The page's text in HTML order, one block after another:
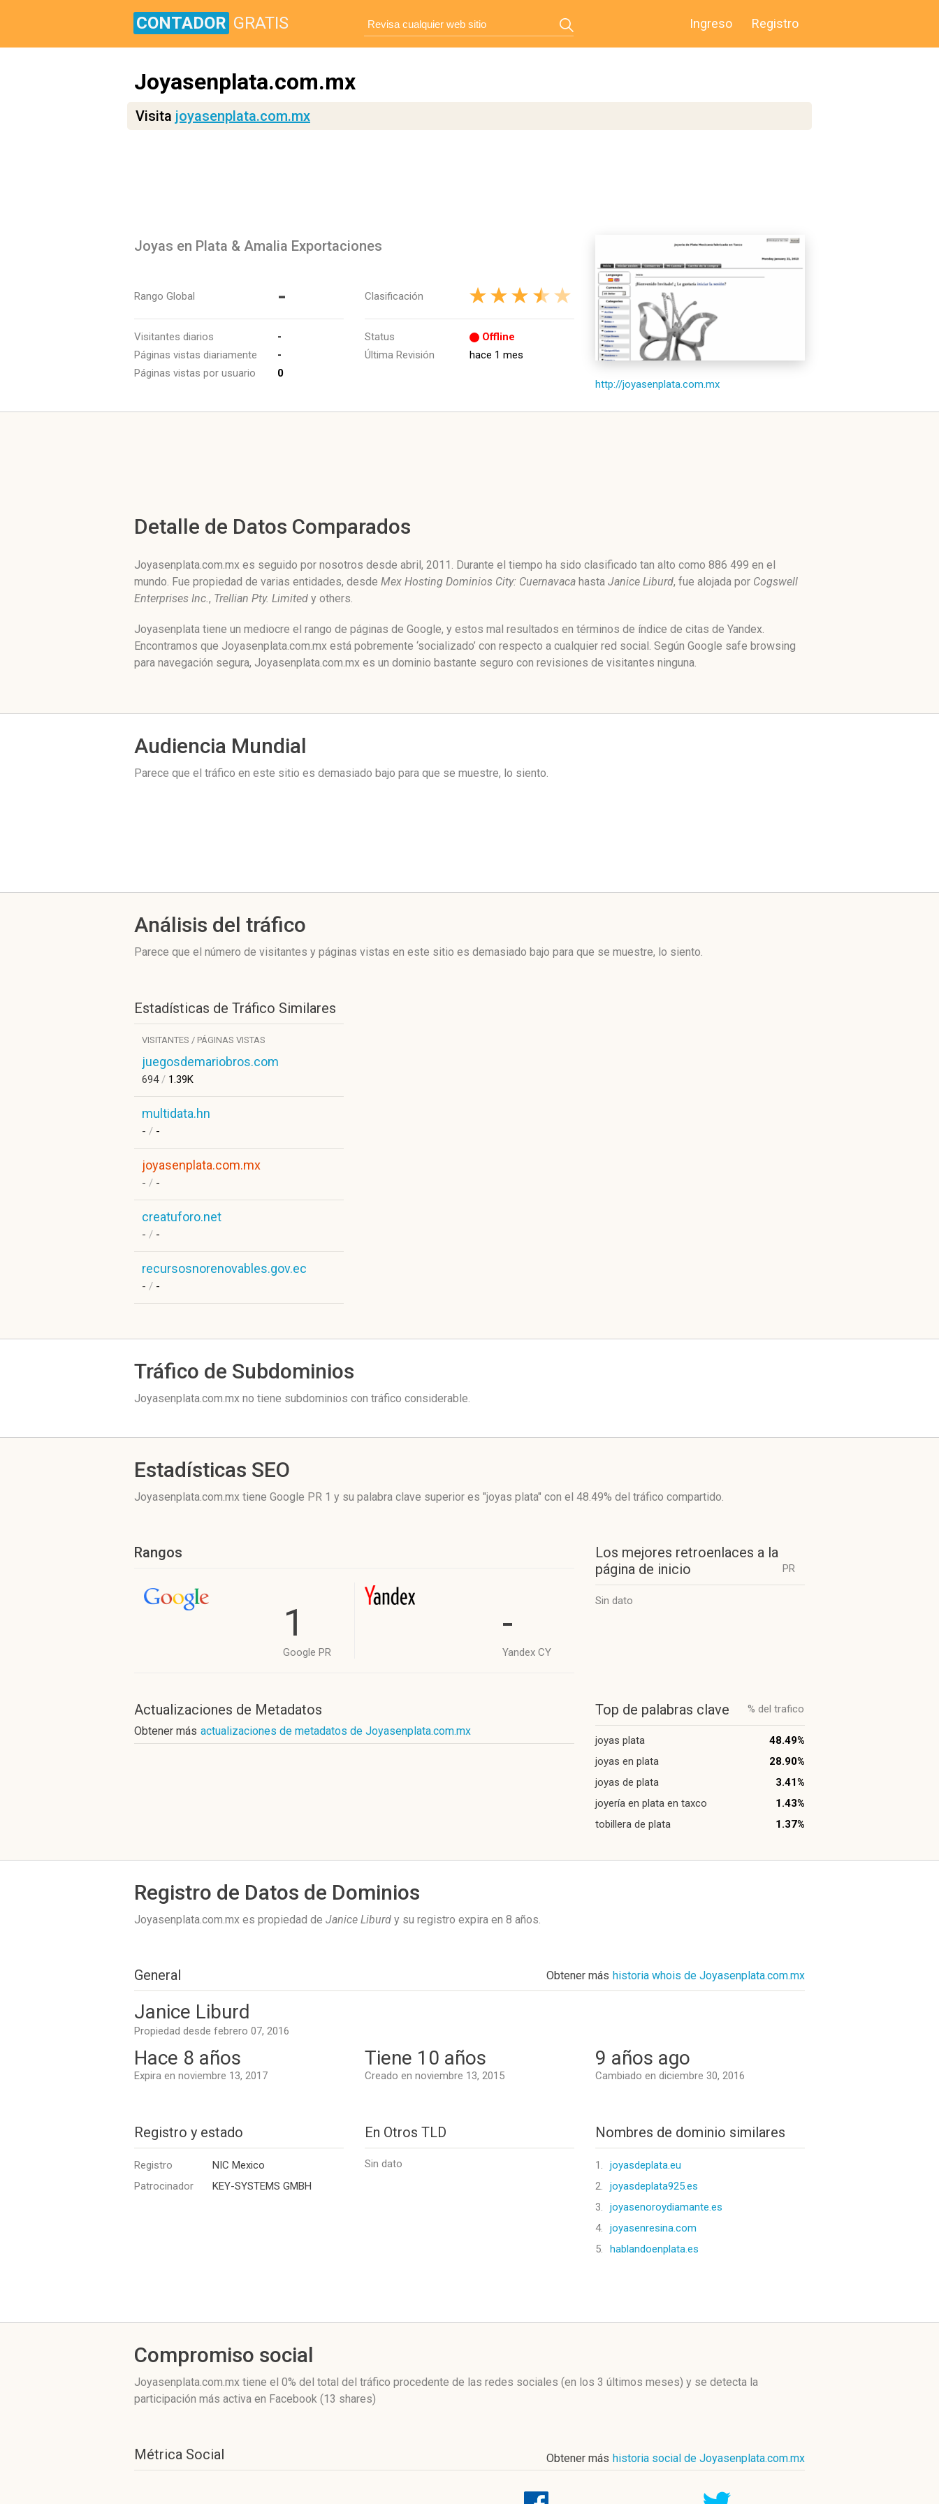
CONTADOR GRATIS Ingreso Registro
Joyasenplata.com.mx
Visita joyasenplata.com.mx
Joyas en Plata & Amalia Exportaciones
Rango Global -
Visitantes diarios
-
Páginas vistas diariamente
-
Páginas vistas por usuario
0
Clasificación
Status
Offline
Última Revisión
hace 1 mes
http://joyasenplata.com.mx
Detalle de Datos Comparados
Joyasenplata.com.mx es seguido por nosotros desde abril, 2011. Durante el tiempo ha sido clasificado tan alto como 886 499 en el
mundo. Fue propiedad de varias entidades, desde Mex Hosting Dominios City: Cuernavaca hasta Janice Liburd, fue alojada por Cogswell
Enterprises Inc., Trellian Pty. Limited y others.
Joyasenplata tiene un mediocre el rango de páginas de Google, y estos mal resultados en términos de índice de citas de Yandex.
Encontramos que Joyasenplata.com.mx está pobremente ‘socializado’ con respecto a cualquier red social. Según Google safe browsing
para navegación segura, Joyasenplata.com.mx es un dominio bastante seguro con revisiones de visitantes ninguna.
Audiencia Mundial
Parece que el tráfico en este sitio es demasiado bajo para que se muestre, lo siento.
Análisis del tráfico
Parece que el número de visitantes y páginas vistas en este sitio es demasiado bajo para que se muestre, lo siento.
Estadísticas de Tráfico Similares
VISITANTES / PÁGINAS VISTAS
juegosdemariobros.com
694/ 1.39K
multidata.hn
- / -
joyasenplata.com.mx
- / -
creatuforo.net
- / -
recursosnorenovables.gov.ec
- / -
Tráfico de Subdominios
Joyasenplata.com.mx no tiene subdominios con tráfico considerable.
Estadísticas SEO
Joyasenplata.com.mx tiene Google PR 1 y su palabra clave superior es "joyas plata" con el 48.49% del tráfico compartido.
Rangos
1
Google PR
-
Yandex CY
Actualizaciones de Metadatos
Obtener más actualizaciones de metadatos de Joyasenplata.com.mx
Los mejores retroenlaces a la
página de inicio
PR
Sin dato
Top de palabras clave % del trafico
joyas plata
48.49%
joyas en plata
28.90%
joyas de plata
3.41%
joyería en plata en taxco
1.43%
tobillera de plata
1.37%
Registro de Datos de Dominios
Joyasenplata.com.mx es propiedad de Janice Liburd y su registro expira en 8 años.
General Obtener más historia whois de Joyasenplata.com.mx
Janice Liburd
Propiedad desde febrero 07, 2016
Hace 8 años
Expira en noviembre 13, 2017
Tiene 10 años
Creado en noviembre 13, 2015
9 años ago
Cambiado en diciembre 30, 2016
Registro y estado
Registro
NIC Mexico
Patrocinador
KEY-SYSTEMS GMBH
En Otros TLD
Sin dato
Nombres de dominio similares
1.
joyasdeplata.eu
2.
joyasdeplata925.es
3.
joyasenoroydiamante.es
4.
joyasenresina.com
5.
hablandoenplata.es
Compromiso social
Joyasenplata.com.mx tiene el 0% del total del tráfico procedente de las redes sociales (en los 3 últimos meses) y se detecta la
participación más activa en Facebook (13 shares)
Métrica Social Obtener más historia social de Joyasenplata.com.mx